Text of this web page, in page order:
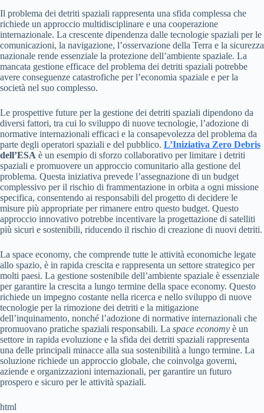
Il problema dei detriti spaziali rappresenta una sfida complessa che
richiede un approccio multidisciplinare e una cooperazione
internazionale. La crescente dipendenza dalle tecnologie spaziali per le
comunicazioni, la navigazione, l’osservazione della Terra e la sicurezza
nazionale rende essenziale la protezione dell’ambiente spaziale. La
mancata gestione efficace del problema dei detriti spaziali potrebbe
avere conseguenze catastrofiche per l’economia spaziale e per la
società nel suo complesso.
Le prospettive future per la gestione dei detriti spaziali dipendono da
diversi fattori, tra cui lo sviluppo di nuove tecnologie, l’adozione di
normative internazionali efficaci e la consapevolezza del problema da
parte degli operatori spaziali e del pubblico. L’Iniziativa Zero Debris
dell’ESA è un esempio di sforzo collaborativo per limitare i detriti
spaziali e promuovere un approccio comunitario alla gestione del
problema. Questa iniziativa prevede l’assegnazione di un budget
complessivo per il rischio di frammentazione in orbita a ogni missione
specifica, consentendo ai responsabili del progetto di decidere le
misure più appropriate per rimanere entro questo budget. Questo
approccio innovativo potrebbe incentivare la progettazione di satelliti
più sicuri e sostenibili, riducendo il rischio di creazione di nuovi detriti.
La space economy, che comprende tutte le attività economiche legate
allo spazio, è in rapida crescita e rappresenta un settore strategico per
molti paesi. La gestione sostenibile dell’ambiente spaziale è essenziale
per garantire la crescita a lungo termine della space economy. Questo
richiede un impegno costante nella ricerca e nello sviluppo di nuove
tecnologie per la rimozione dei detriti e la mitigazione
dell’inquinamento, nonché l’adozione di normative internazionali che
promuovano pratiche spaziali responsabili. La space economy è un
settore in rapida evoluzione e la sfida dei detriti spaziali rappresenta
una delle principali minacce alla sua sostenibilità a lungo termine. La
soluzione richiede un approccio globale, che coinvolga governi,
aziende e organizzazioni internazionali, per garantire un futuro
prospero e sicuro per le attività spaziali.
html